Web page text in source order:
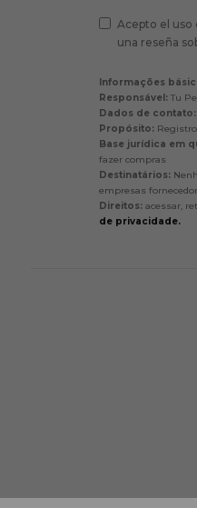
Acepto el uso
una reseña
Informações
Responsável:Tu
Dados de contato:
Propósito:Registro
Base jurídica em
fazer compras
Destinatários:
empresas
Direitos:acessar,
de privacidade.